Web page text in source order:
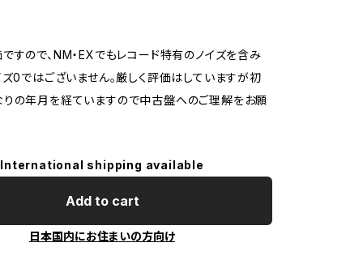
すので、NM・EXでもレコード特有のノイズを含み
ズ0ではございません。厳しく評価はしていますが初
の年月を経ていますので中古盤へのご理解をお願
International shipping available
Add to cart
日本国内にお住まいの方向け